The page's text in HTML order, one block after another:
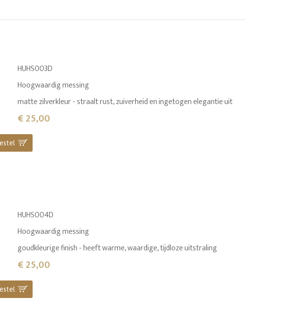
HUHS003D
Hoogwaardig messing
matte zilverkleur - straalt rust, zuiverheid en ingetogen elegantie uit
€ 25,00
HUHS004D
Hoogwaardig messing
goudkleurige finish - heeft warme, waardige, tijdloze uitstraling
€ 25,00